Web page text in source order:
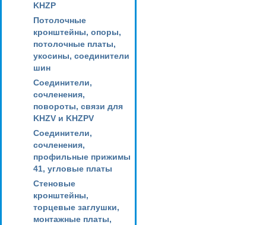
KHZP
Потолочные
кронштейны, опоры,
потолочные платы,
укосины, соединители
шин
Соединители,
сочленения,
повороты, связи для
KHZV и KHZPV
Соединители,
сочленения,
профильные прижимы
41, угловые платы
Стеновые
кронштейны,
торцевые заглушки,
монтажные платы,